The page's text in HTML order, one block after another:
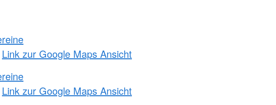
Link zur Google Maps Ansicht
Link zur Google Maps Ansicht